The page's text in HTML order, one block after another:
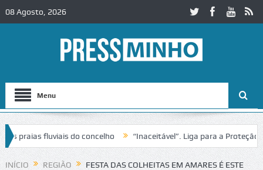
08 Agosto, 2026
Menu
fluviais do concelho “Inaceitável”. Liga para a Proteção da
de trânsito no IC2 em Alcobaça Igreja do Castelo de Cerveira
INÍCIO REGIÃO
FESTA DAS COLHEITAS EM AMARES É ESTE